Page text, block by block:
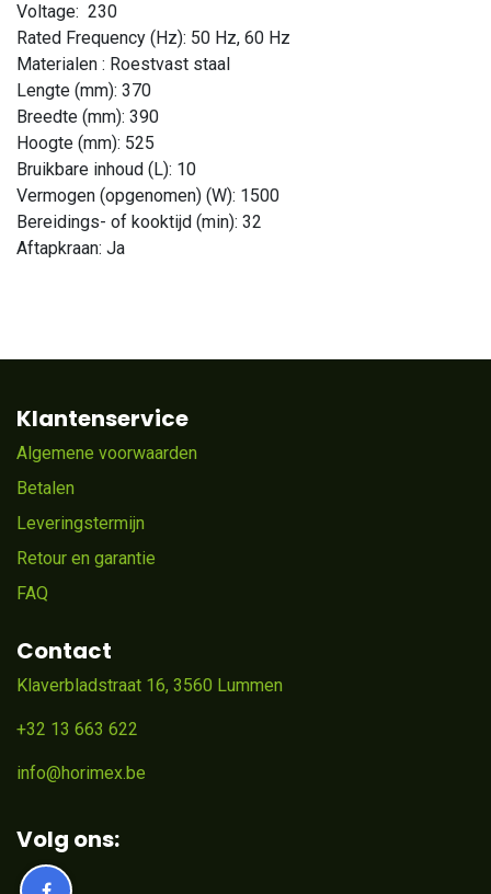
Voltage: 230
Rated Frequency (Hz): 50 Hz, 60 Hz
Materialen : Roestvast staal
Lengte (mm): 370
Breedte (mm): 390
Hoogte (mm): 525
Bruikbare inhoud (L): 10
Vermogen (opgenomen) (W): 1500
Bereidings- of kooktijd (min): 32
Aftapkraan: Ja
Klantenservice
Algemene voorwaarden
Betalen
Leveringstermijn
Retour en garantie
FAQ
Contact
Klaverbladstraat 16, 3560 Lummen
+32 13 663 622
info@horimex.be
Volg ons: